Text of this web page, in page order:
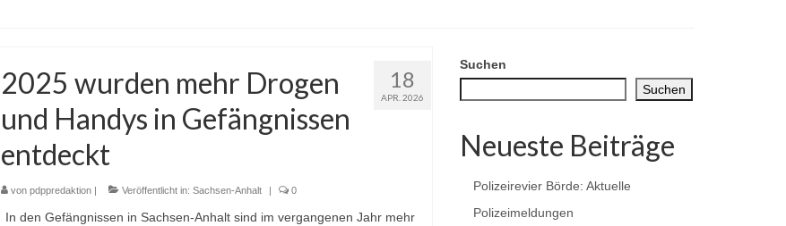
18
APR. 2026
2025 wurden mehr Drogen
und Handys in Gefängnissen
entdeckt
von pdppredaktion| Veröffentlicht in: Sachsen-Anhalt | 0
In den Gefängnissen in Sachsen-Anhalt sind im vergangenen Jahr mehr
Suchen
Suchen
Neueste Beiträge
Polizeirevier Börde: Aktuelle
Polizeimeldungen